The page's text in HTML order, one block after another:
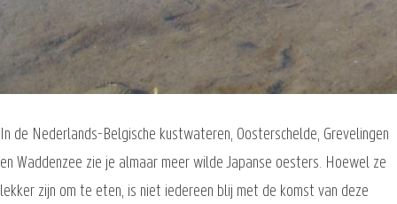
In de Nederlands-Belgische kustwateren, Oosterschelde, Grevelingen
en Waddenzee zie je almaar meer wilde Japanse oesters. Hoewel ze
lekker zijn om te eten, is niet iedereen blij met de komst van deze